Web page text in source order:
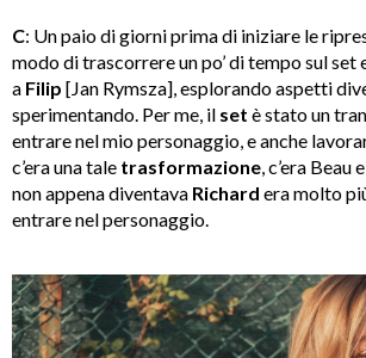
C: Un paio di giorni prima di iniziare le
modo di trascorrere un po’ di tempo sul set
a Filip [Jan Rymsza], esplorando aspetti
sperimentando. Per me, il set è stato un
entrare nel mio personaggio, e anche
c’era una tale trasformazione , c’era Beau
non appena diventava Richard era molto
entrare nel personaggio.